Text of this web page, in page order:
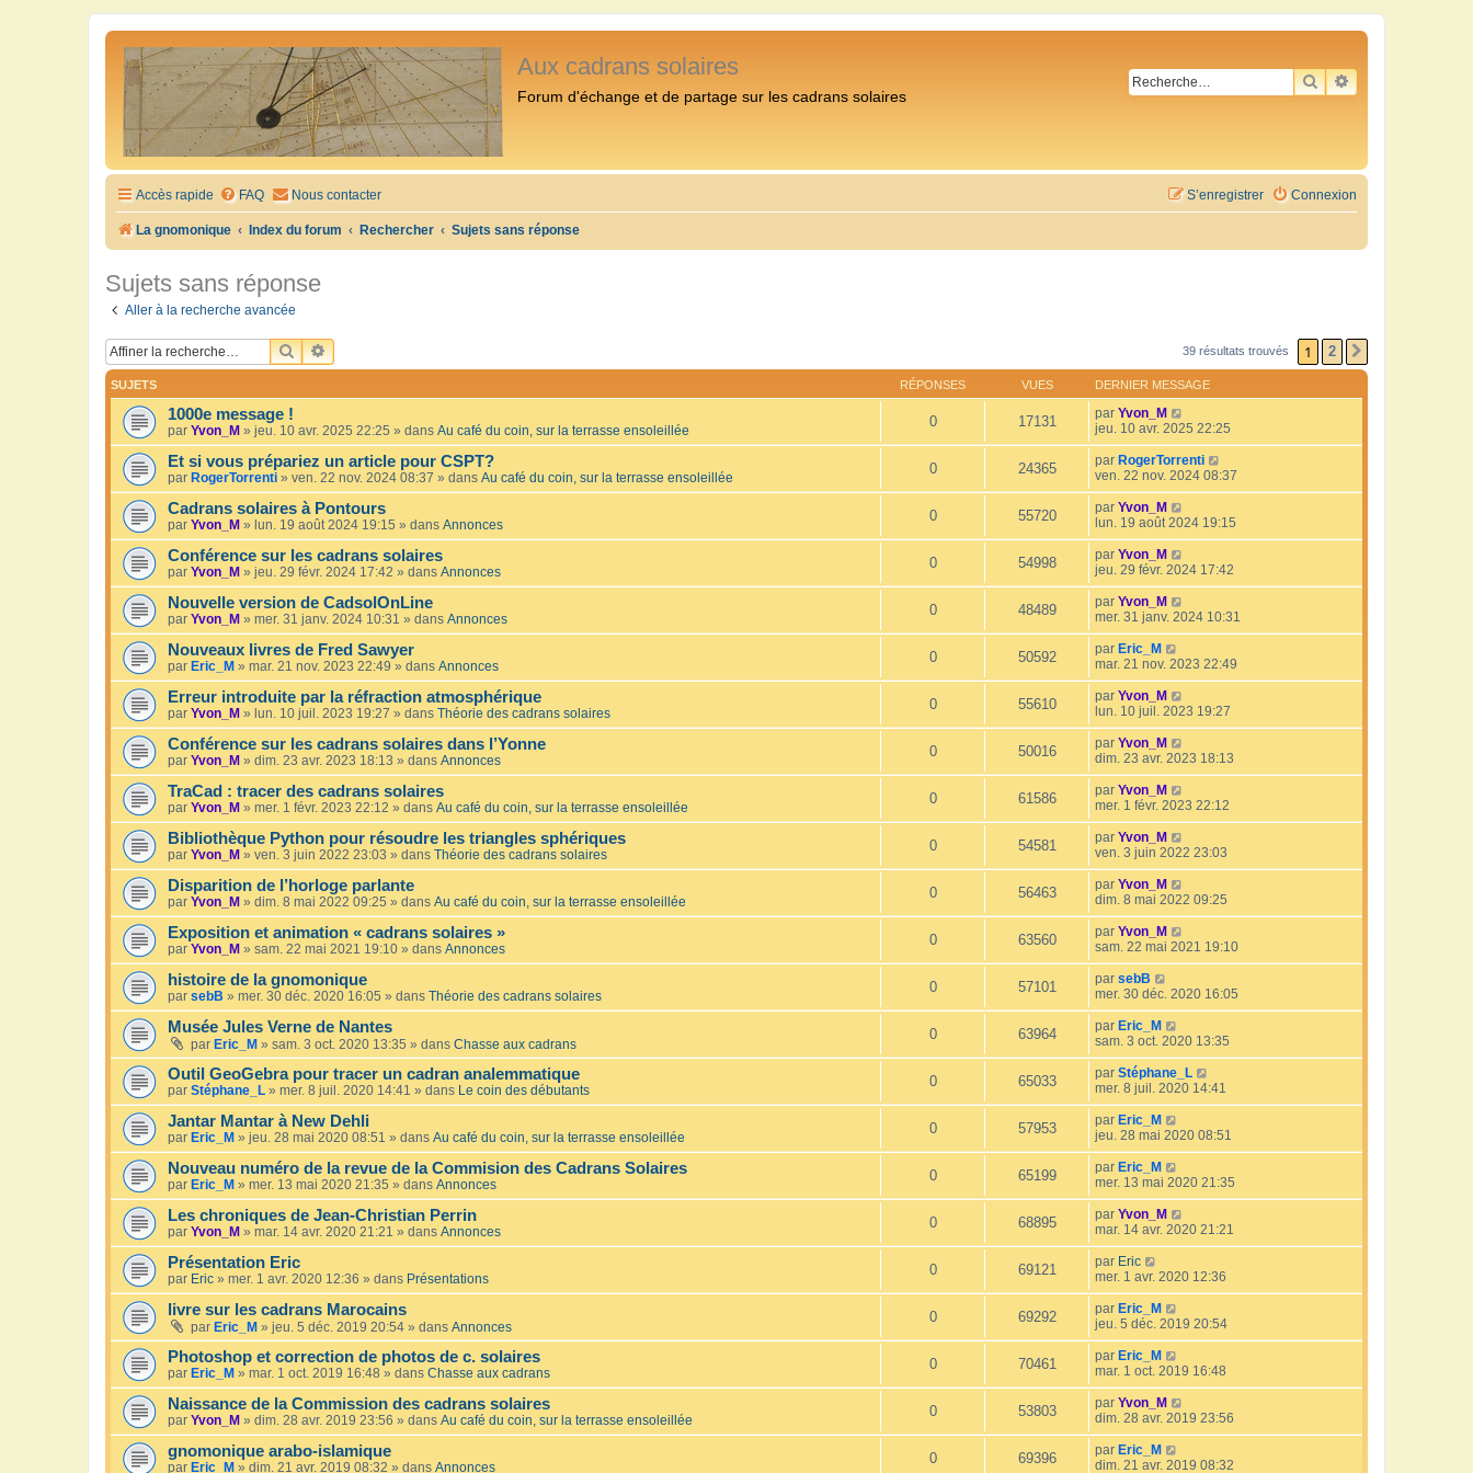
Aux cadrans solaires
Forum d'échange et de partage sur les cadrans solaires
RECHERCHER
RECHERCHE
Accès rapide FAQ Nous contacter Connexion
S’enregistrer
La gnomonique Index du forum Rechercher Sujets sans réponse
Sujets sans réponse
Aller à la recherche avancée
RECHERCHER
RECHERCHE AVANCÉE 39 résultats trouvés 1 2
SUJETS RÉPONSES VUES DERNIER MESSAGE
1000e message !
par Yvon_M » jeu. 10 avr. 2025 22:25 » dans Au café du coin, sur la terrasse ensoleillée
0 17131 par Yvon_M
jeu. 10 avr. 2025 22:25
Et si vous prépariez un article pour CSPT?
par RogerTorrenti » ven. 22 nov. 2024 08:37 » dans Au café du coin, sur la terrasse ensoleillée
0 24365 par RogerTorrenti
ven. 22 nov. 2024 08:37
Cadrans solaires à Pontours
par Yvon_M » lun. 19 août 2024 19:15 » dans Annonces
0 55720 par Yvon_M
lun. 19 août 2024 19:15
Conférence sur les cadrans solaires
par Yvon_M » jeu. 29 févr. 2024 17:42 » dans Annonces
0 54998 par Yvon_M
jeu. 29 févr. 2024 17:42
Nouvelle version de CadsolOnLine
par Yvon_M » mer. 31 janv. 2024 10:31 » dans Annonces
0 48489 par Yvon_M
mer. 31 janv. 2024 10:31
Nouveaux livres de Fred Sawyer
par Eric_M » mar. 21 nov. 2023 22:49 » dans Annonces
0 50592 par Eric_M
mar. 21 nov. 2023 22:49
Erreur introduite par la réfraction atmosphérique
par Yvon_M » lun. 10 juil. 2023 19:27 » dans Théorie des cadrans solaires
0 55610 par Yvon_M
lun. 10 juil. 2023 19:27
Conférence sur les cadrans solaires dans l’Yonne
par Yvon_M » dim. 23 avr. 2023 18:13 » dans Annonces
0 50016 par Yvon_M
dim. 23 avr. 2023 18:13
TraCad : tracer des cadrans solaires
par Yvon_M » mer. 1 févr. 2023 22:12 » dans Au café du coin, sur la terrasse ensoleillée
0 61586 par Yvon_M
mer. 1 févr. 2023 22:12
Bibliothèque Python pour résoudre les triangles sphériques
par Yvon_M » ven. 3 juin 2022 23:03 » dans Théorie des cadrans solaires
0 54581 par Yvon_M
ven. 3 juin 2022 23:03
Disparition de l’horloge parlante
par Yvon_M » dim. 8 mai 2022 09:25 » dans Au café du coin, sur la terrasse ensoleillée
0 56463 par Yvon_M
dim. 8 mai 2022 09:25
Exposition et animation « cadrans solaires »
par Yvon_M » sam. 22 mai 2021 19:10 » dans Annonces
0 63560 par Yvon_M
sam. 22 mai 2021 19:10
histoire de la gnomonique
par sebB » mer. 30 déc. 2020 16:05 » dans Théorie des cadrans solaires
0 57101 par sebB
mer. 30 déc. 2020 16:05
Musée Jules Verne de Nantes
par Eric_M » sam. 3 oct. 2020 13:35 » dans Chasse aux cadrans
0 63964 par Eric_M
sam. 3 oct. 2020 13:35
Outil GeoGebra pour tracer un cadran analemmatique
par Stéphane_L » mer. 8 juil. 2020 14:41 » dans Le coin des débutants
0 65033 par Stéphane_L
mer. 8 juil. 2020 14:41
Jantar Mantar à New Dehli
par Eric_M » jeu. 28 mai 2020 08:51 » dans Au café du coin, sur la terrasse ensoleillée
0 57953 par Eric_M
jeu. 28 mai 2020 08:51
Nouveau numéro de la revue de la Commision des Cadrans Solaires
par Eric_M » mer. 13 mai 2020 21:35 » dans Annonces
0 65199 par Eric_M
mer. 13 mai 2020 21:35
Les chroniques de Jean-Christian Perrin
par Yvon_M » mar. 14 avr. 2020 21:21 » dans Annonces
0 68895 par Yvon_M
mar. 14 avr. 2020 21:21
Présentation Eric
par Eric » mer. 1 avr. 2020 12:36 » dans Présentations
0 69121 par Eric
mer. 1 avr. 2020 12:36
livre sur les cadrans Marocains
par Eric_M » jeu. 5 déc. 2019 20:54 » dans Annonces
0 69292 par Eric_M
jeu. 5 déc. 2019 20:54
Photoshop et correction de photos de c. solaires
par Eric_M » mar. 1 oct. 2019 16:48 » dans Chasse aux cadrans
0 70461 par Eric_M
mar. 1 oct. 2019 16:48
Naissance de la Commission des cadrans solaires
par Yvon_M » dim. 28 avr. 2019 23:56 » dans Au café du coin, sur la terrasse ensoleillée
0 53803 par Yvon_M
dim. 28 avr. 2019 23:56
gnomonique arabo-islamique
par Eric_M » dim. 21 avr. 2019 08:32 » dans Annonces
0 69396 par Eric_M
dim. 21 avr. 2019 08:32